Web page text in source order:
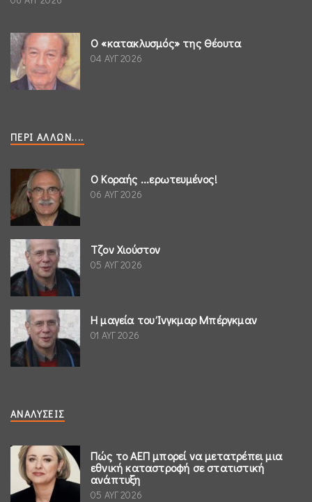
Ο «κατακλυσμός» της Θέουτα
04 ΑΥΓ 2026
ΠΕΡΊ ΆΛΛΩΝ....
Ο Κοραής ...ερωτευμένος!
06 ΑΥΓ 2026
Τζον Χιούστον
05 ΑΥΓ 2026
Η μαγεία του Ίνγκμαρ Μπέργκμαν
01 ΑΥΓ 2026
ΑΝΑΛΎΣΕΙΣ
Πώς το ΑΕΠ μπορεί να μετατρέπει μια
εθνική καταστροφή σε στατιστική
ανάπτυξη
05 ΑΥΓ 2026